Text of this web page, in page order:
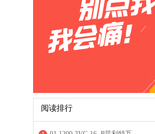
阅读排行